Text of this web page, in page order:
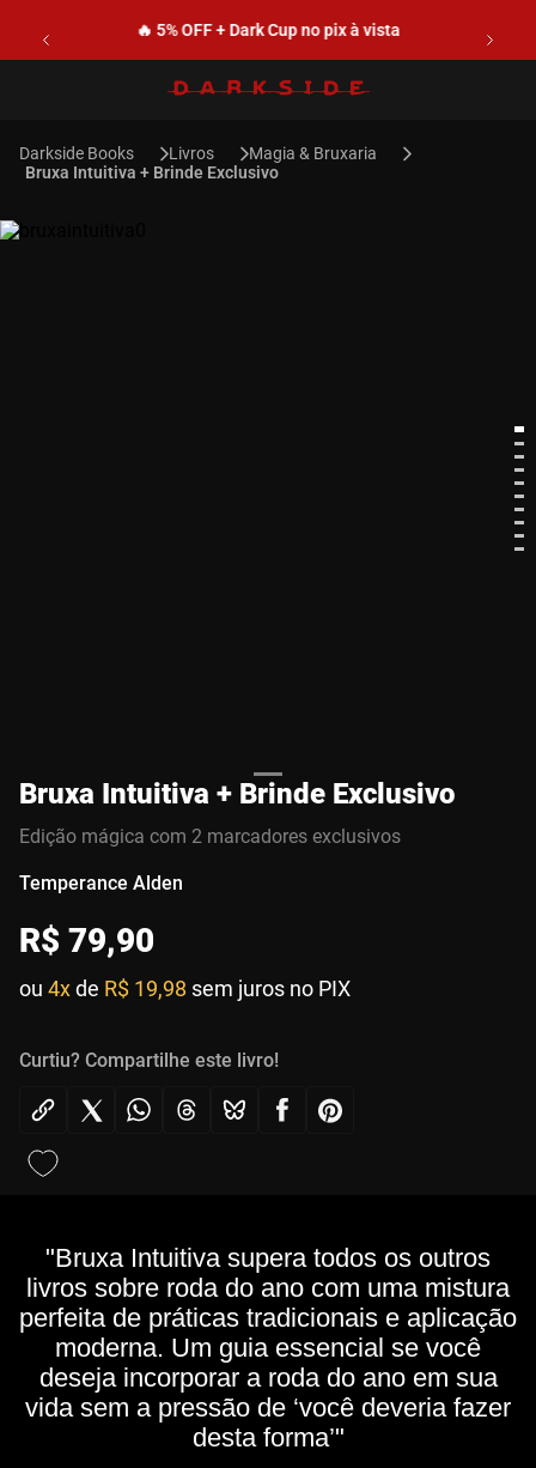
🔥 5% OFF + Dark Cup no pix à vista
Livros
Magia & Bruxaria
Bruxa Intuitiva + Brinde Exclusivo
Bruxa Intuitiva + Brinde Exclusivo
Edição mágica com 2 marcadores exclusivos
Temperance Alden
R$ 79,90
ou 4xde R$ 19,98 sem juros no PIX
Curtiu? Compartilhe este livro!
"Bruxa Intuitiva supera todos os outros
livros sobre roda do ano com uma mistura
perfeita de práticas tradicionais e aplicação
moderna. Um guia essencial se você
deseja incorporar a roda do ano em sua
vida sem a pressão de ‘você deveria fazer
desta forma’"